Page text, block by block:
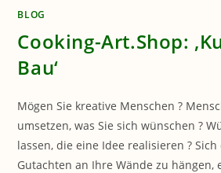
BLOG
Cooking-Art.Shop:
Bau‘
Mögen Sie kreative Menschen ?
umsetzen, was Sie sich wünschen ?
lassen, die eine Idee realisieren ?
Gutachten an Ihre Wände zu